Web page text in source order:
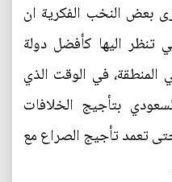
بعض النخب الفكرية ان
تنظر اليها كأفضل دولة
المنطقة، في الوقت الذي
بتأجيج الخلافات
تعمد تأجيج الصراع مع